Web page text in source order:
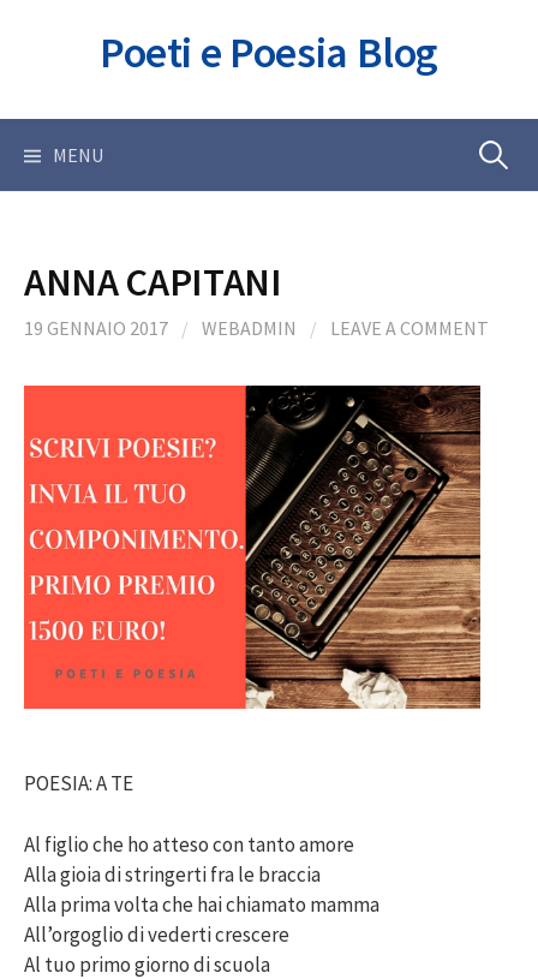
Poeti e Poesia Blog
MENU Ricerca
ANNA CAPITANI
19 GENNAIO 2017 / WEBADMIN / LEAVE A COMMENT
POESIA: A TE
Al figlio che ho atteso con tanto amore
Alla gioia di stringerti fra le braccia
Alla prima volta che hai chiamato mamma
All’orgoglio di vederti crescere
Al tuo primo giorno di scuola